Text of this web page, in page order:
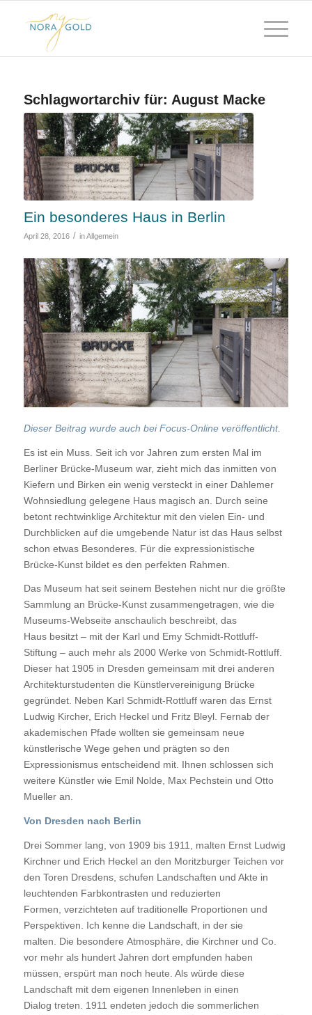
Schlagwortarchiv für: August Macke
Ein besonderes Haus in Berlin
April 28, 2016 / inAllgemein
Dieser Beitrag wurde auch bei Focus-Online veröffentlicht.
Es ist ein Muss. Seit ich vor Jahren zum ersten Mal im
Berliner Brücke-Museum war, zieht mich das inmitten von
Kiefern und Birken ein wenig versteckt in einer Dahlemer
Wohnsiedlung gelegene Haus magisch an. Durch seine
betont rechtwinklige Architektur mit den vielen Ein- und
Durchblicken auf die umgebende Natur ist das Haus selbst
schon etwas Besonderes. Für die expressionistische
Brücke-Kunst bildet es den perfekten Rahmen.
Das Museum hat seit seinem Bestehen nicht nur die größte
Sammlung an Brücke-Kunst zusammengetragen, wie die
Museums-Webseite anschaulich beschreibt, das
Haus besitzt – mit der Karl und Emy Schmidt-Rottluff-
Stiftung – auch mehr als 2000 Werke von Schmidt-Rottluff.
Dieser hat 1905 in Dresden gemeinsam mit drei anderen
Architekturstudenten die Künstlervereinigung Brücke
gegründet. Neben Karl Schmidt-Rottluff waren das Ernst
Ludwig Kircher, Erich Heckel und Fritz Bleyl. Fernab der
akademischen Pfade wollten sie gemeinsam neue
künstlerische Wege gehen und prägten so den
Expressionismus entscheidend mit. Ihnen schlossen sich
weitere Künstler wie Emil Nolde, Max Pechstein und Otto
Mueller an.
Von Dresden nach Berlin
Drei Sommer lang, von 1909 bis 1911, malten Ernst Ludwig
Kirchner und Erich Heckel an den Moritzburger Teichen vor
den Toren Dresdens, schufen Landschaften und Akte in
leuchtenden Farbkontrasten und reduzierten
Formen, verzichteten auf traditionelle Proportionen und
Perspektiven. Ich kenne die Landschaft, in der sie
malten. Die besondere Atmosphäre, die Kirchner und Co.
vor mehr als hundert Jahren dort empfunden haben
müssen, erspürt man noch heute. Als würde diese
Landschaft mit dem eigenen Innenleben in einen
Dialog treten. 1911 endeten jedoch die sommerlichen